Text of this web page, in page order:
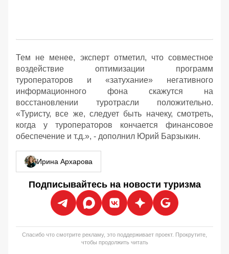
Тем не менее, эксперт отметил, что совместное
воздействие оптимизации программ
туроператоров и «затухание» негативного
информационного фона скажутся на
восстановлении туротрасли положительно.
«Туристу, все же, следует быть начеку, смотреть,
когда у туроператоров кончается финансовое
обеспечение и т.д.», - дополнил Юрий Барзыкин.
Ирина Архарова
Подписывайтесь на новости туризма
Спасибо что смотрите рекламу, это поддерживает проект. Прокрутите,
чтобы продолжить читать